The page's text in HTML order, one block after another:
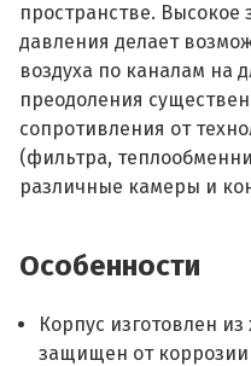
пространстве. Высокое
давления делает
воздуха по каналам на
преодоления
сопротивления от
(фильтра,
различные камеры и
Особенности
Корпус изготовлен
защищен от